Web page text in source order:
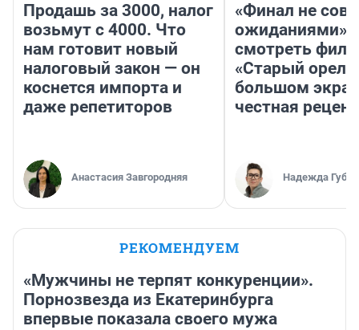
Продашь за 3000, налог
возьмут с 4000. Что
нам готовит новый
налоговый закон — он
коснется импорта и
даже репетиторов
Анастасия Завгородняя
«Финал не
ожиданиями»:
смотреть
«Старый орел»
большом
честная
Надежда
РЕКОМЕНДУЕМ
«Мужчины не терпят конкуренции».
Порнозвезда из Екатеринбурга
впервые показала своего мужа